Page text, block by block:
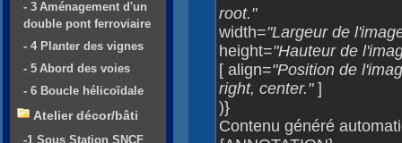
root."
width="Largeur de
height="Hauteur de
[ align="Position de
right, center."]
)}
Contenu généré
- 3 Aménagement d'un
double pont ferroviaire
- 4 Planter des vignes
- 5 Abord des voies
- 6 Boucle hélicoïdale
Atelier décor/bâti
-1 Sous Station SNCF